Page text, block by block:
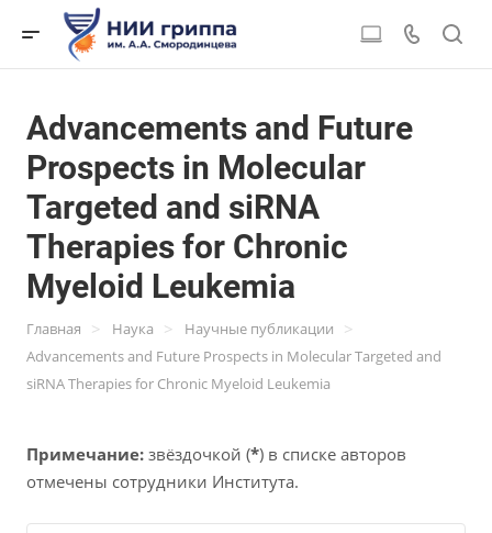
Advancements and Future
Prospects in Molecular
Targeted and siRNA
Therapies for Chronic
Myeloid Leukemia
Главная > Наука > Научные публикации >
Advancements and Future Prospects in Molecular Targeted and
siRNA Therapies for Chronic Myeloid Leukemia
Примечание: звёздочкой (*) в списке авторов
отмечены сотрудники Института.